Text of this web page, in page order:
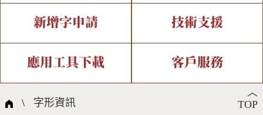
全字庫介紹 全字庫現況
中文碼介紹 專有名詞介紹
國際字碼相關組織
IDS查詢 部件查詢
複合查詢 注音查詢
筆畫查詢
新增字申請
新字申請處理流程
技術支援
字形即時顯示 造字解決方案
全字庫授權 轉碼Web Service
應用工具下載
個人電腦造字處理工具
客戶服務
問題集
︿
TOP
\ 字形資訊